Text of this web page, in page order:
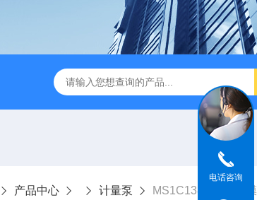
NPB0330PQ1MNN海王星Neptune计量泵/美
产品中心 计量泵 MS1C138C机械隔
电话咨询